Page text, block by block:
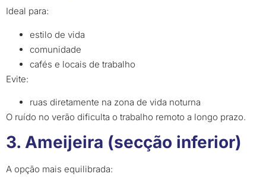
Ideal para:
estilo de vida
comunidade
cafés e locais de trabalho
Evite:
ruas diretamente na zona de vida noturna
O ruído no verão dificulta o trabalho remoto a longo prazo.
3. Ameijeira (secção inferior)
A opção mais equilibrada: